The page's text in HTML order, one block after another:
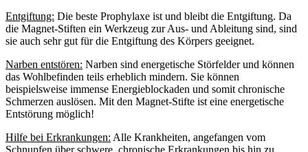
Entgiftung: Die beste Prophylaxe ist und bleibt die Entgiftung. Da
die Magnet-Stiften ein Werkzeug zur Aus- und Ableitung sind, sind
sie auch sehr gut für die Entgiftung des Körpers geeignet.
Narben entstören: Narben sind energetische Störfelder und können
das Wohlbefinden teils erheblich mindern. Sie können
beispielsweise immense Energieblockaden und somit chronische
Schmerzen auslösen. Mit den Magnet-Stifte ist eine energetische
Entstörung möglich!
Hilfe bei Erkrankungen: Alle Krankheiten, angefangen vom